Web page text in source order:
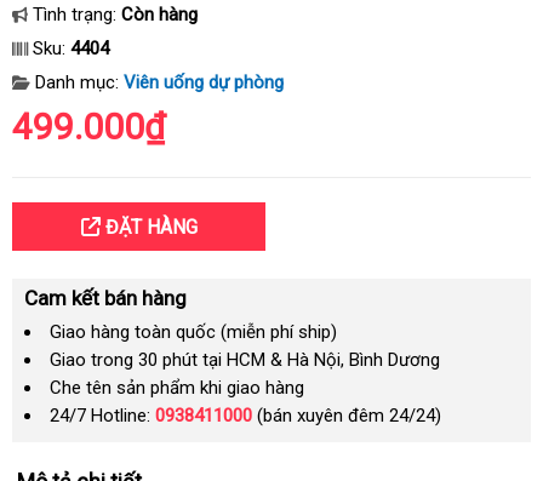
Tình trạng: Còn hàng
Sku: 4404
Danh mục: Viên uống dự phòng
499.000₫
ĐẶT HÀNG
Cam kết bán hàng
Giao hàng toàn quốc (miễn phí ship)
Giao trong 30 phút tại HCM & Hà Nội, Bình Dương
Che tên sản phẩm khi giao hàng
24/7 Hotline: 0938411000 (bán xuyên đêm 24/24)